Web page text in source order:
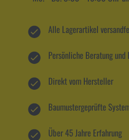
Alle Lagerartikel
Persönliche Beratung
Direkt vom Hersteller
Baumustergeprüfte
Über 45 Jahre Erfahrung